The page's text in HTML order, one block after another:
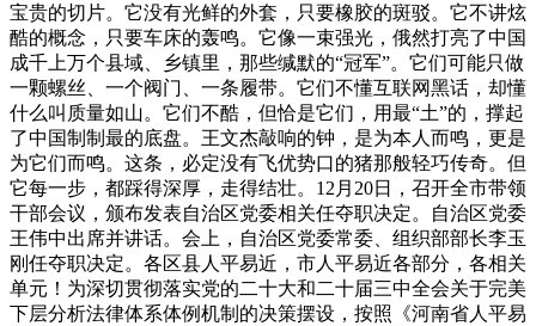
宝贵的切片。它没有光鲜的外套，只要橡胶的斑驳。它不讲炫
酷的概念，只要车床的轰鸣。它像一束强光，俄然打亮了中国
成千上万个县域、乡镇里，那些缄默的“冠军”。它们可能只做
一颗螺丝、一个阀门、一条履带。它们不懂互联网黑话，却懂
什么叫质量如山。它们不酷，但恰是它们，用最“土”的，撑起
了中国制制最的底盘。王文杰敲响的钟，是为本人而鸣，更是
为它们而鸣。这条，必定没有飞优势口的猪那般轻巧传奇。但
它每一步，都踩得深厚，走得结壮。12月20日，召开全市带领
干部会议，颁布发表自治区党委相关任夺职决定。自治区党委
王伟中出席并讲话。会上，自治区党委常委、组织部部长李玉
刚任夺职决定。各区县人平易近，市人平易近各部分，各相关
单元！为深切贯彻落实党的二十大和二十届三中全会关于完美
下层分析法律体系体例机制的决策摆设，按照《河南省人平易